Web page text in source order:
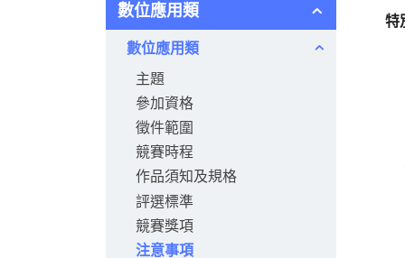
數位應用類
數位應用類
主題
參加資格
徵件範圍
競賽時程
作品須知及規格
評選標準
競賽獎項
注意事項
特